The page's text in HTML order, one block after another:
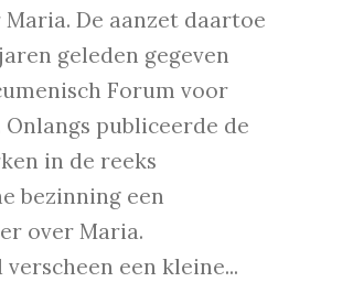
De aanzet daartoe
geleden gegeven
Forum voor
publiceerde de
in de reeks
bezinning een
over Maria.
een kleine...